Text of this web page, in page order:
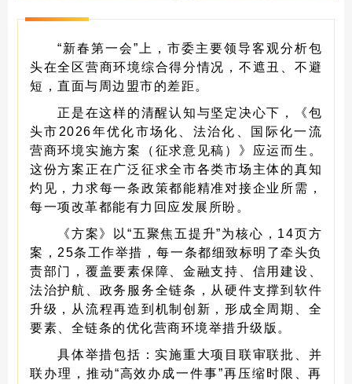
“新春第一会”上，市委主要领导客观分析包
头在全区营商环境综合得分情况，不遮丑、不避
短，直面与周边盟市的差距。
正是在这样的清醒认知与坚定决心下，《包
头市2026年优化市场化、法治化、国际化一流
营商环境实施方案（征求意见稿）》应运而生。
这份方案正在广泛征求全市各类市场主体的真知
灼见，力求每一条政策都能精准对接企业所需，
每一项改革都能有力回应发展所盼。
《方案》以“五聚焦五提升”为核心，14页方
案，25条工作举措，每一条都细致标明了牵头负
责部门，覆盖要素保障、金融支持、信用建设、
法治护航、政务服务全链条，从硬件支撑到软件
升级，从流程再造到机制创新，形成全周期、全
要素、全链条的优化营商环境举措升级版。
具体举措包括：实施重大项目联审联批、并
联办理，推动“高效办成一件事”再压缩时限、再